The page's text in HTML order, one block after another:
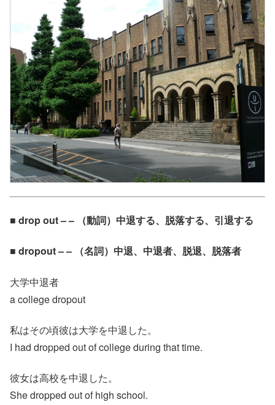
■ drop out – – （動詞）中退する、脱落する、引退する
■ dropout – – （名詞）中退、中退者、脱退、脱落者
大学中退者
a college dropout
私はその頃彼は大学を中退した。
I had dropped out of college during that time.
彼女は高校を中退した。
She dropped out of high school.